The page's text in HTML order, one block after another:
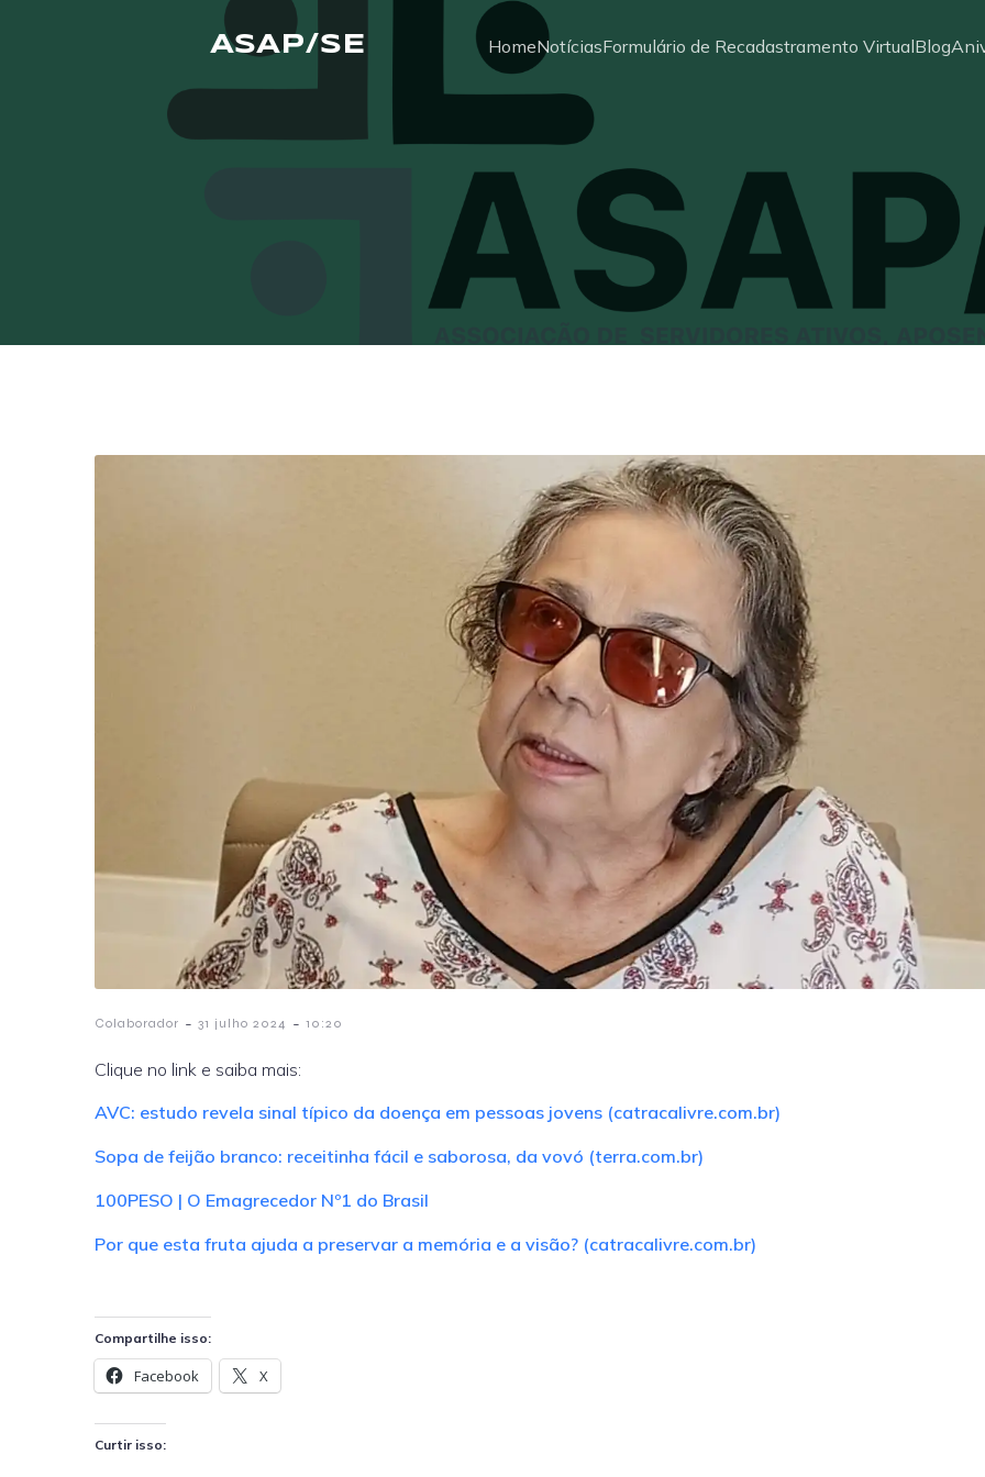
ASAP/SE HomeNotíciasFormulário de Recadastramento VirtualBlog
Colaborador - 31 julho 2024 - 10:20
Clique no link e saiba mais:
AVC: estudo revela sinal típico da doença em pessoas jovens (catracalivre.com.br)
Sopa de feijão branco: receitinha fácil e saborosa, da vovó (terra.com.br)
100PESO | O Emagrecedor Nº1 do Brasil
Por que esta fruta ajuda a preservar a memória e a visão? (catracalivre.com.br)
Compartilhe isso:
Facebook X
Curtir isso: